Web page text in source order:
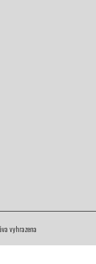
vyhrazena